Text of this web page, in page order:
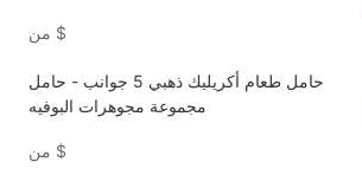
$
حامل طعام أكريليك ذهبي 5 جوانب - حامل
مجموعة مجوهرات البوفيه
$